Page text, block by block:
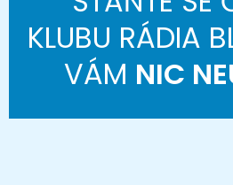
KLUBU RÁDIA
VÁM NIC